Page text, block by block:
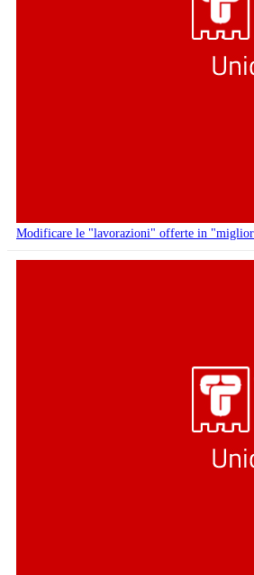
Modificare le "lavorazioni" offerte in